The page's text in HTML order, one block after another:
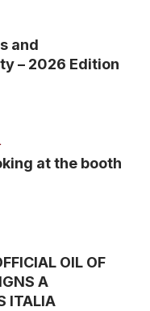
and
– 2026 Edition
at the booth
OIL OF
A
ITALIA